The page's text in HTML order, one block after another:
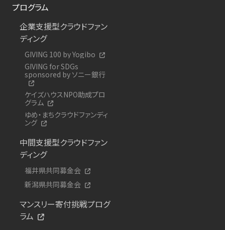
プログラム
企業支援型クラウドファン
ディング
GIVING 100 by Yogibo
GIVING for SDGs
sponsored by ソニー銀行
ケイズハウスNPO助成プロ
グラム
ゆめ・まちクラウドファンディ
ング
中間支援型クラウドファン
ディング
福井県共同募金会
新潟県共同募金会
マンスリー寄付挑戦プログ
ラム